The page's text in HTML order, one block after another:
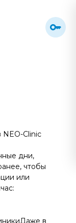
Clinic
дни,
чтобы
или
в